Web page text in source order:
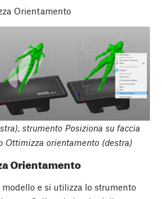
Orientamento
strumento Posiziona su faccia
Ottimizza orientamento (destra)
Orientamento
e si utilizza lo strumento